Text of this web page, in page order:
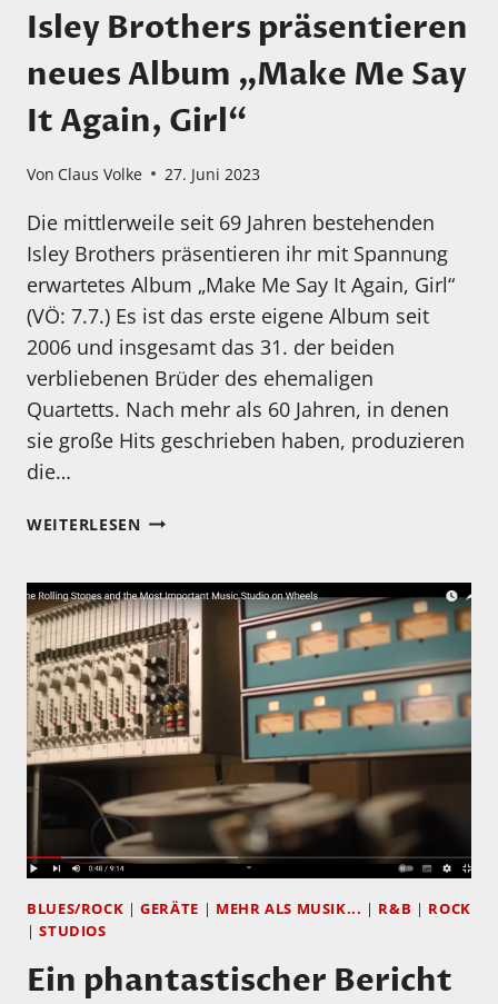
NOW!
Isley Brothers präsentieren
neues Album „Make Me Say
It Again, Girl“
Von Claus Volke 27. Juni 2023
Die mittlerweile seit 69 Jahren bestehenden
Isley Brothers präsentieren ihr mit Spannung
erwartetes Album „Make Me Say It Again, Girl“
(VÖ: 7.7.) Es ist das erste eigene Album seit
2006 und insgesamt das 31. der beiden
verbliebenen Brüder des ehemaligen
Quartetts. Nach mehr als 60 Jahren, in denen
sie große Hits geschrieben haben, produzieren
die…
WEITERLESENISLEY
NEUES
ALBUM
„MAKE
ME
SAY
IT
AGAIN,
BLUES/ROCK |GERÄTE | MEHR ALS MUSIK... | R&B | ROCK
|STUDIOS
Ein phantastischer Bericht